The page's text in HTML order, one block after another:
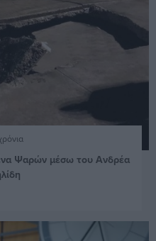
Ψαρών μέσω του Ανδρέα